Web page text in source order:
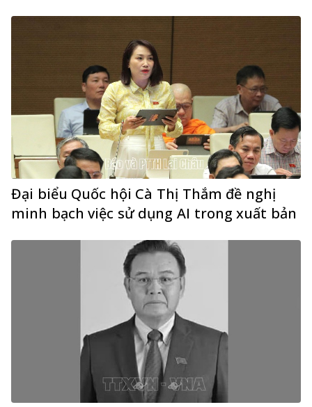
Đại biểu Quốc hội Cà Thị Thắm đề nghị
minh bạch việc sử dụng AI trong xuất bản